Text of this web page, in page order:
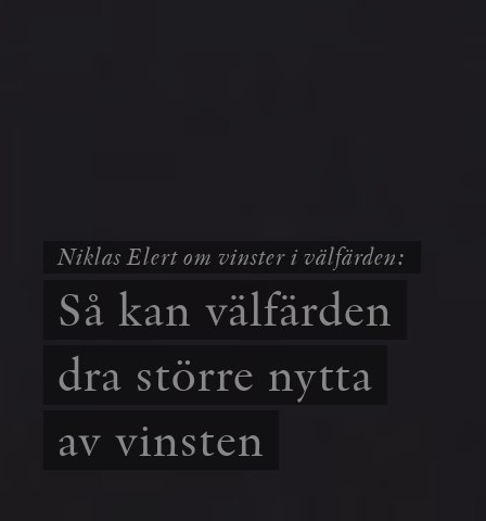
Niklas Elert om vinster i välfärden:
Så kan välfärden
dra större nytta
av vinsten